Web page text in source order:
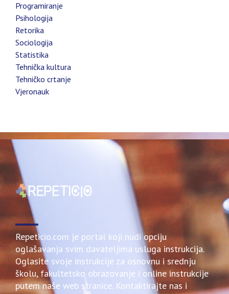
Programiranje
Psihologija
Retorika
Sociologija
Statistika
Tehnička kultura
Tehničko crtanje
Vjeronauk
Repeticio.com je portal koji nudi opciju
oglašavanja svim davateljima usluga instrukcija.
Oglasite svoje instrukcije za osnovnu i srednju
školu, fakultetsko obrazovanje i online instrukcije
putem naše web stranice. Kontaktirajte nas i